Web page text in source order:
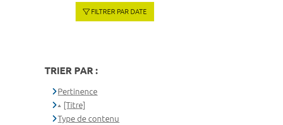
FILTRER PAR DATE
TRIER PAR :
Pertinence
[Titre]
Type de contenu